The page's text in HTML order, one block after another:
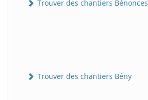
Trouver des chantiers Bénonces
Trouver des chantiers Bény